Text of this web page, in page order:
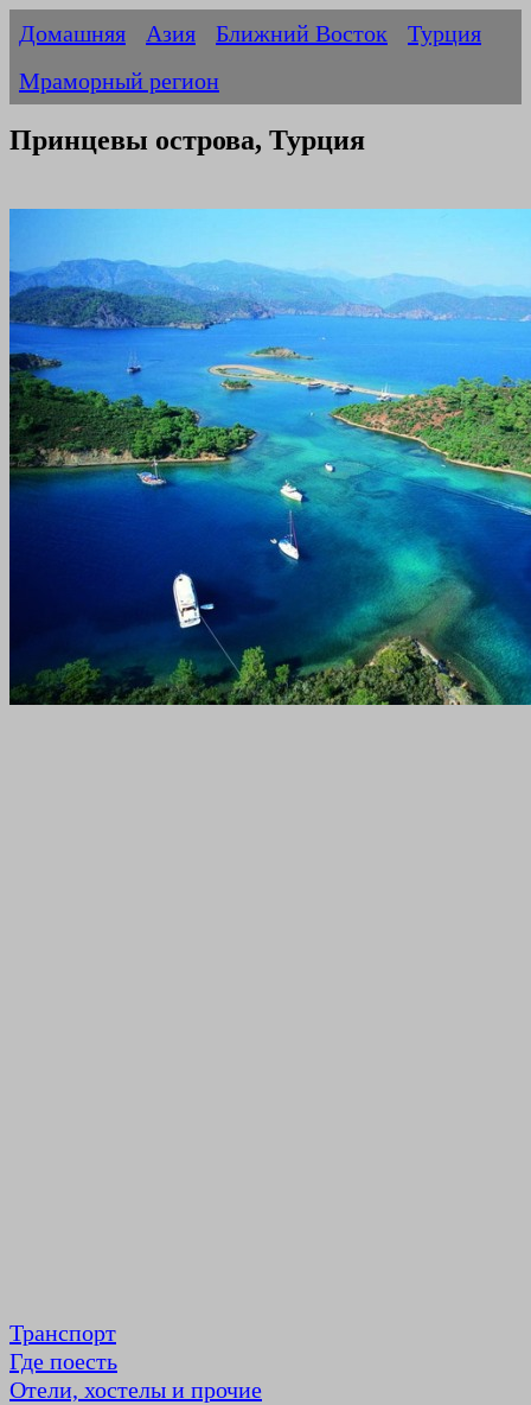
Домашняя Азия Ближний Восток
Турция
Мраморный регион
Принцевы острова, Турция
Транспорт
Где поесть
Отели, хостелы и прочие